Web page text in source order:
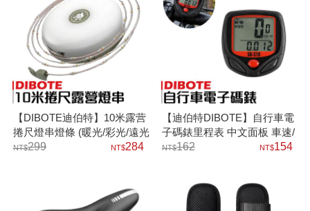
【DIBOTE迪伯特】10米露营
捲尺燈串燈條 (暖光/彩光/遠光
燈)299 284
【迪伯特DIBOTE】自行車電
子碼錶里程表 中文面板 車速/
哩程/時間
162 154